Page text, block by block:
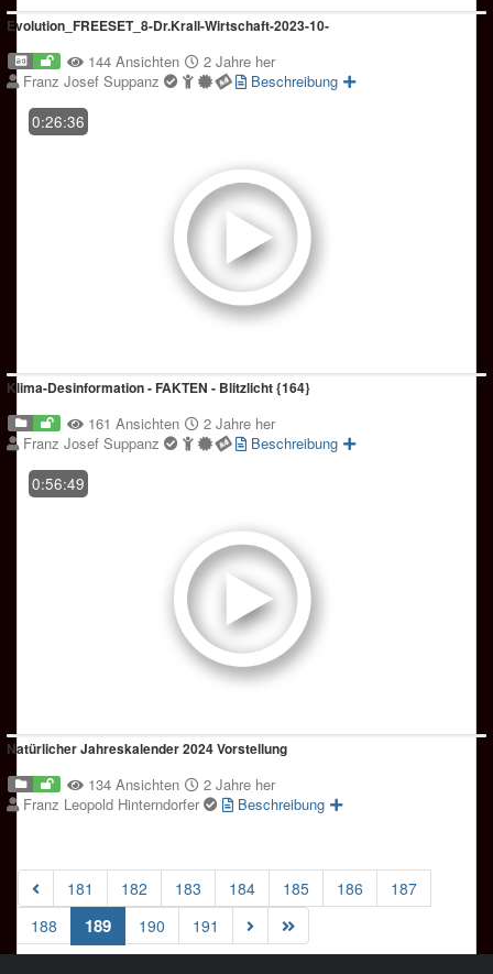
Evolution_FREESET_8-Dr.Krall-Wirtschaft-2023-10-
144 Ansichten
2 Jahre her
Franz Josef Suppanz
Beschreibung
0:26:36
Klima-Desinformation - FAKTEN - Blitzlicht {164}
161 Ansichten
2 Jahre her
Franz Josef Suppanz
Beschreibung
0:56:49
Natürlicher Jahreskalender 2024 Vorstellung
134 Ansichten
2 Jahre her
Franz Leopold Hinterndorfer
Beschreibung
181 182 183 184 185 186
187
188
189(current)
190 191